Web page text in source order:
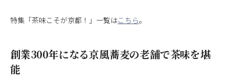
特集「茶味こそが京都！」一覧はこちら。
創業300年になる京風蕎麦の老舗で茶味を堪
能